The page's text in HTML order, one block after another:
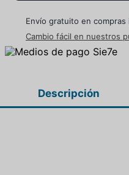
Envío gratuito en compras
Cambio fácil en nuestros
Descripción